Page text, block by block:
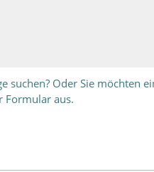
suchen? Oder Sie möchten
Formular aus.